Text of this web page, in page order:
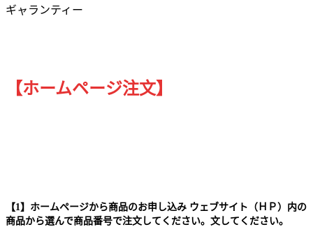
ギャランティー
【ホームページ注文】
【1】ホームページから商品のお申し込み ウェブサイト（ＨＰ）内の
商品から選んで商品番号で注文してください。文してください。